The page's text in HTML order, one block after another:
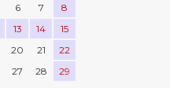
6 7
8
13 14
15
20 21
22
27 28
29